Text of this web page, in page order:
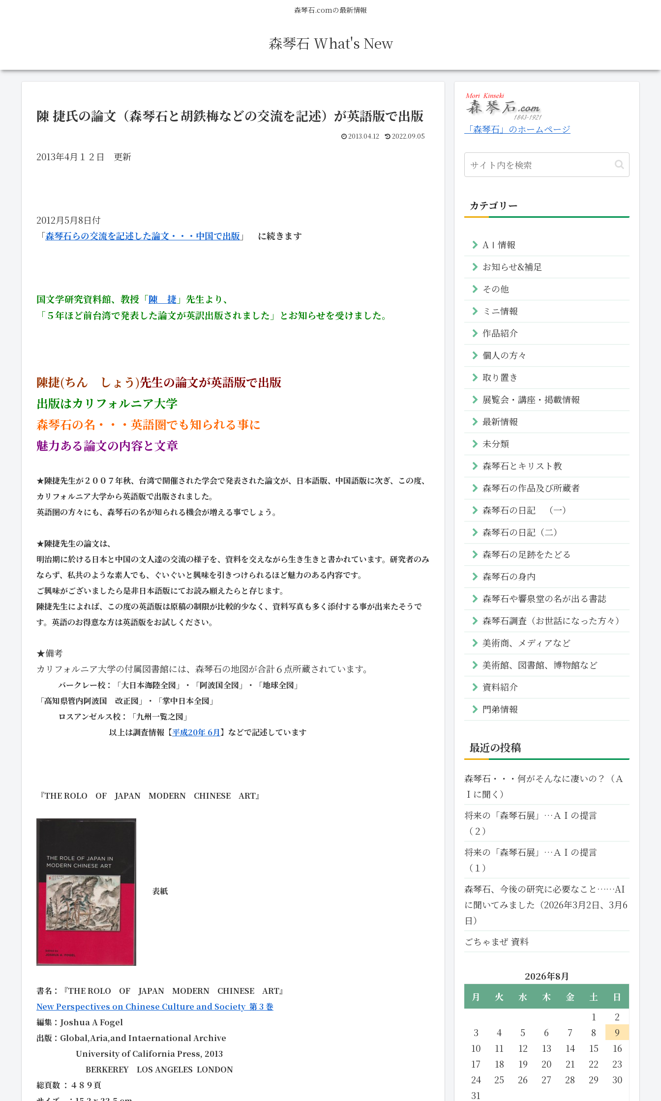
森琴石.comの最新情報
森琴石 What's New
陳 捷氏の論文（森琴石と胡鉄梅などの交流を記述）が英語版で出版
2013.04.12 2022.09.05
2013年4月１２日 更新
2012月5月8日付
「森琴石らの交流を記述した論文・・・中国で出版 」 に続きます
国文学研究資料館、教授「陳 捷 」先生より、
「５年ほど前台湾で発表した論文が英訳出版されました」とお知らせを受けました。
陳捷(ちん しょう)先生の論文が英語版で出版
出版はカリフォルニア大学
森琴石の名・・・ 英語圏でも知られる事に
魅力ある論文の内容と文章
★陳捷先生が２００７年秋、台湾で開催された学会で発表された論文が、日本語版、中国語版に次ぎ、この度、
カリフォルニア大学から英語版で出版されました。
英語圏の方々にも、森琴石の名が知られる機会が増える事でしょう。
★陳捷先生の論文は、
明治期に於ける日本と中国の文人達の交流の様子を、資料を交えながら生き生きと書かれています。研究者のみ
ならず、私共のような素人でも、ぐいぐいと興味を引きつけられるほど魅力のある内容です。
ご興味がございましたら是非日本語版にてお読み願えたらと存じます。
陳捷先生によれば、この度の英語版は原稿の制限が比較的少なく、資料写真も多く添付する事が出来たそうで
す。英語のお得意な方は英語版をお試しください。
★備考
カリフォルニア大学の付属図書館には、森琴石の地図が合計６点所蔵されています。
バークレー校：「大日本海陸全図」・「阿波国全図」・「地球全図」
「高知県管内阿波国 改正図」・「掌中日本全図」
ロスアンゼルス校：「九州一覧之図」
以上は調査情報【平成20年 6月】などで記述しています
『THE ROLO OF JAPAN MODERN CHINESE ART』
表紙
書名： 『THE ROLO OF JAPAN MODERN CHINESE ART』
New Perspectives on Chinese Culture and Society 第 3巻
編集：Joshua A Fogel
出版：Global,Aria,and Intaernational Archive
University of California Press, 2013
BERKEREY LOS ANGELES LONDON
総頁数 ：４８９頁
「森琴石」のホームページ
カテゴリー
AⅠ情報
お知らせ&補足
その他
ミニ情報
作品紹介
個人の方々
取り置き
展覧会・講座・掲載情報
最新情報
未分類
森琴石とキリスト教
森琴石の作品及び所蔵者
森琴石の日記 （一）
森琴石の日記（二）
森琴石の足跡をたどる
森琴石の身内
森琴石や響泉堂の名が出る書誌
森琴石調査（お世話になった方々）
美術商、メディアなど
美術館、図書館、博物館など
資料紹介
門弟情報
最近の投稿
森琴石・・・何がそんなに凄いの？（Ａ
Ｉに聞く）
将来の「森琴石展」…ＡＩの提言
（２）
将来の「森琴石展」…ＡＩの提言
（１）
森琴石、今後の研究に必要なこと……AI
に聞いてみました（2026年3月2日、3月6
日）
ごちゃまぜ 資料
2026年8月
月
火 水 木 金 土
日
1
2
3
4 5 6 7 8
9
10
11 12 13 14 15
16
17
18 19 20 21 22
23
24
25 26 27 28 29
30
31